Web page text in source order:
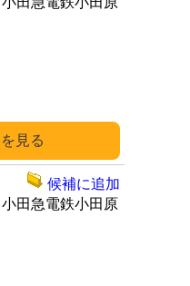
小田急電鉄小田原
候補に追加